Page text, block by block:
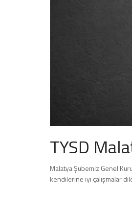
TYSD
Malatya Şubemiz Genel
kendilerine iyi çalışmalar